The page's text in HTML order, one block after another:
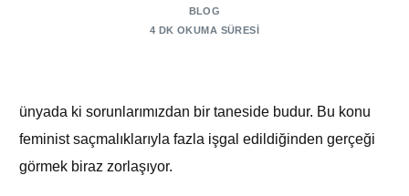
BLOG
4 DK OKUMA SÜRESI
ünyada ki sorunlarımızdan bir taneside budur. Bu konu
feminist saçmalıklarıyla fazla işgal edildiğinden gerçeği
görmek biraz zorlaşıyor.